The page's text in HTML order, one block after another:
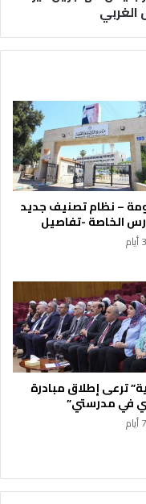
الغربي
– نظام تصنيف جديد
الخاصة -تفاصيل
ترعى إطلاق مبادرة
في مدرستي”